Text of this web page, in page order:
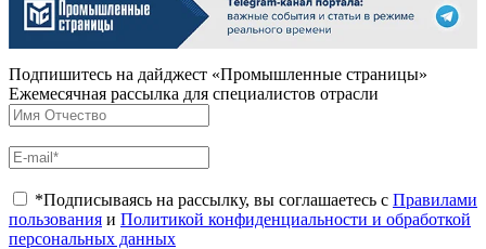
Подпишитесь на дайджест «Промышленные страницы»
Ежемесячная рассылка для специалистов отрасли
*Подписываясь на рассылку, вы соглашаетесь с Правилами
пользования и Политикой конфиденциальности и обработкой
персональных данных